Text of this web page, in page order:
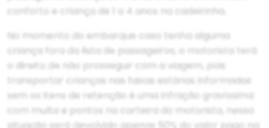
conforto e criança de 1 a 4 anos na cadeirinha.
No momento do embarque caso tenha alguma
criança fora da lista de passageiros, o motorista terá
o direito de não prosseguir com a viagem, pois
transportar crianças nas faixas estárias informadas
sem os itens de retenção é uma infração gravíssima
com multa e pontos na carteira do motorista, nessa
situação será devolvido apenas 50% do valor pago na